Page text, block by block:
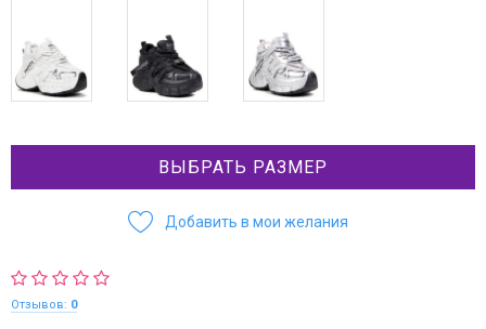
ВЫБРАТЬ РАЗМЕР
Добавить в мои желания
Отзывов: 0